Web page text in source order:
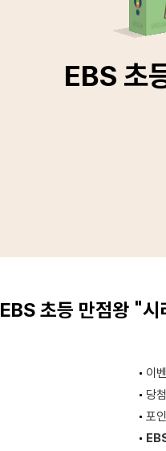
EBS 초
EBS 초등 만점왕 "
이
당
포